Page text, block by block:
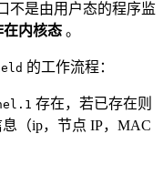
不是由用户态的程序监
内核态 。
的工作流程：
存在，若已存在则
（ip，节点 IP，MAC